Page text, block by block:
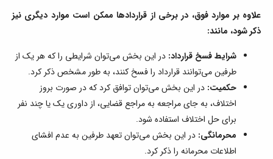
علاوه بر موارد فوق، در برخی از قراردادها ممکن است موارد دیگری نیز
ذکر شود، مانند:
شرایط فسخ قرارداد: در این بخش می‌توان شرایطی را که هر یک از
طرفین می‌توانند قرارداد را فسخ کنند، به طور مشخص ذکر کرد.
حکمیت: در این بخش می‌توان توافق کرد که در صورت بروز
اختلاف، به جای مراجعه به مراجع قضایی، از داوری یک یا چند نفر
برای حل اختلاف استفاده شود.
محرمانگی: در این بخش می‌توان تعهد طرفین به عدم افشای
اطلاعات محرمانه را ذکر کرد.